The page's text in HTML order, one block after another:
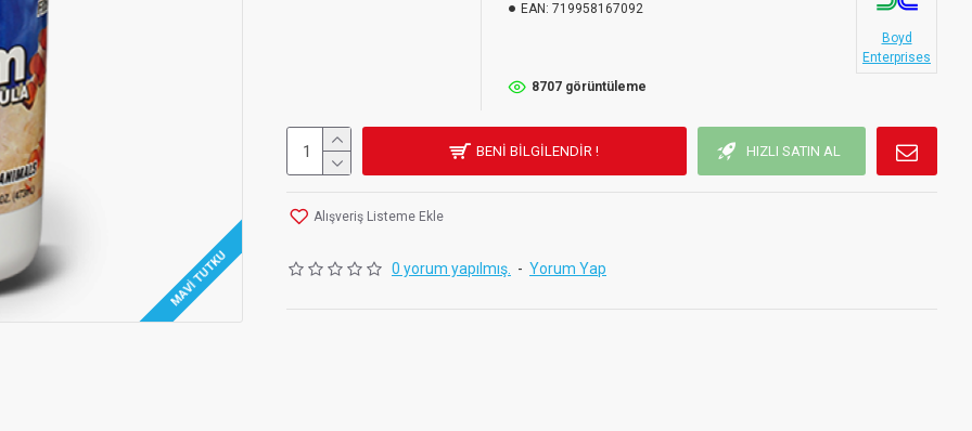
MAVI TUTKU 0 yorum yapılmış. - Yorum Yap
EAN: 719958167092
Boyd
Enterprises
8707 görüntüleme
BENI BILGILENDIR ! HIZLI SATIN AL
Alışveriş Listeme Ekle